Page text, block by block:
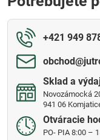
+421 949
Sklad a
Novozámocká
941 06
Otváracie
PO- PIA 8:00 –